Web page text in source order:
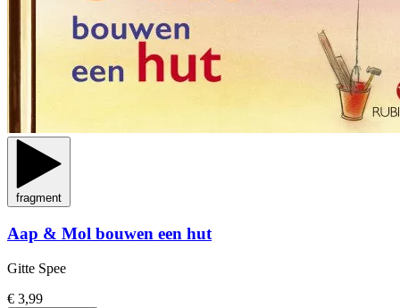
fragment
Aap & Mol bouwen een hut
Gitte Spee
€ 3,99